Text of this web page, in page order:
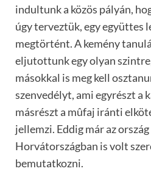
indultunk a közös pályán,
úgy terveztük, egy együttes
megtörtént. A kemény
eljutottunk egy olyan
másokkal is meg kell
szenvedélyt, ami egyrészt a
másrészt a mûfaj iránti
jellemzi. Eddig már az
Horvátországban is volt
bemutatkozni.